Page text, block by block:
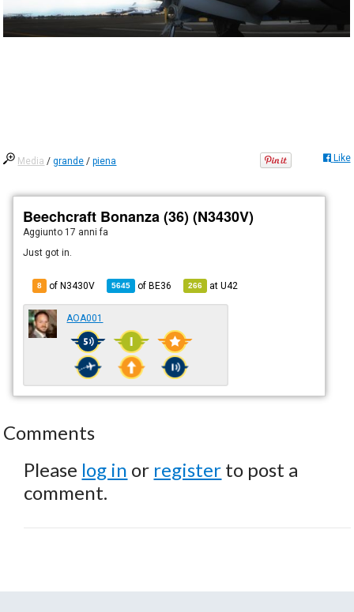
Media /grande /piena Like
Beechcraft Bonanza (36) (N3430V)
Aggiunto 17 anni fa
Just got in.
8 of N3430V 5645 ofBE36 266 atU42
AOA001
Comments
Please log in or register to post a
comment.